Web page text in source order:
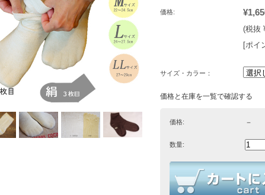
価格:
(税抜
[ポイ
サイズ・カラー：
価格と在庫を一覧で確認する
価格: －
数量: